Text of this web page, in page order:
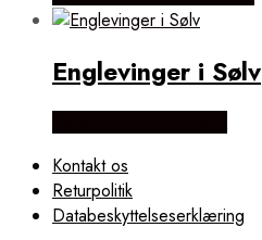
Englevinger i Sølv
Kontakt os
Returpolitik
Databeskyttelseserklæring